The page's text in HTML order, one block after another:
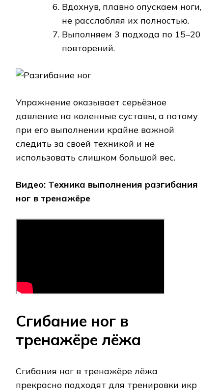
Вдохнув, плавно опускаем ноги,
не расслабляя их полностью.
Выполняем 3 подхода по 15–20
повторений.
Упражнение оказывает серьёзное
давление на коленные суставы, а потому
при его выполнении крайне важной
следить за своей техникой и не
использовать слишком большой вес.
Видео: Техника выполнения разгибания
ног в тренажёре
Сгибание ног в
тренажёре лёжа
Сгибания ног в тренажёре лёжа
прекрасно подходят для тренировки икр